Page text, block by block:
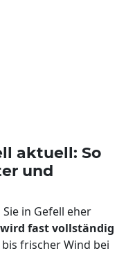
aktuell: So
und
in Gefell eher
fast vollständig
frischer Wind bei